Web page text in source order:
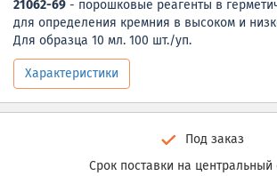
21062-69 - порошковые реагенты в
для определения кремния в высоком и
Для образца 10 мл. 100 шт./уп.
Характеристики
Под заказ
Срок поставки на центральный